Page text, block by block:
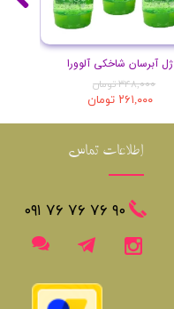
ژل آبرسان شاخکی آلوورا
۳۴۸,۰۰۰ تومان
۲۶۱,۰۰۰ تومان
اطلاعات تماس
​​٩٠ ٧۶ ٧۶ ٧۶ ٠٩١